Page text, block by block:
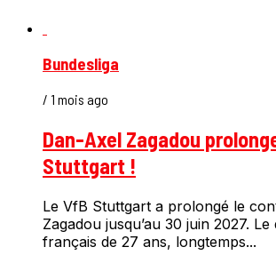
Bundesliga
/ 1 mois ago
Dan-Axel Zagadou
Stuttgart !
Le VfB Stuttgart a prolongé le
Zagadou jusqu’au 30 juin 2027.
français de 27 ans, longtemps...